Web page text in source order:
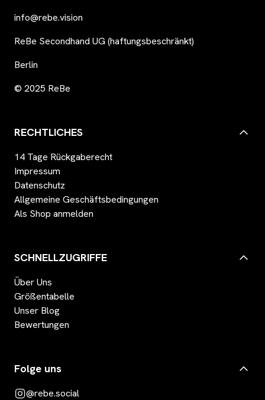
info@rebe.vision
ReBe Secondhand UG (haftungsbeschränkt)
Berlin
© 2025 ReBe
RECHTLICHES
14 Tage Rückgaberecht
Impressum
Datenschutz
Allgemeine Geschäftsbedingungen
Als Shop anmelden
SCHNELLZUGRIFFE
Über Uns
Größentabelle
Unser Blog
Bewertungen
Folge uns
@rebe.social